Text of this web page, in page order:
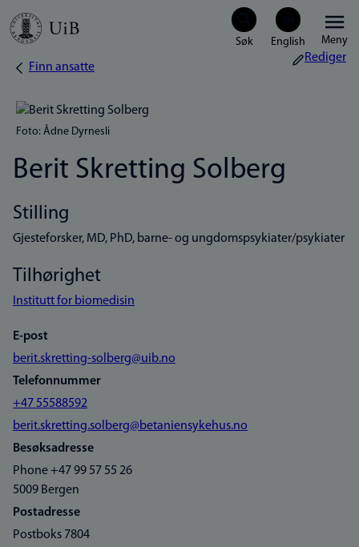
Hopp
Meny
Navigasjonssti
Finn ansatte
Rediger
Foto: Ådne Dyrnesli
Berit Skretting Solberg
Stilling
Gjesteforsker, MD, PhD, barne- og ungdomspsykiater/psykiater
Tilhørighet
Institutt for biomedisin
E-post
berit.skretting-solberg@uib.no
Telefonnummer
+47 55588592
berit.skretting.solberg@betaniensykehus.no
Besøksadresse
Phone +47 99 57 55 26
5009 Bergen
Postadresse
Postboks 7804